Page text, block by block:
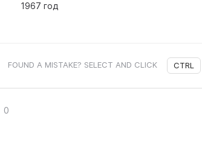
1967 год
FOUND A MISTAKE? SELECT AND CLICK CTRL
0